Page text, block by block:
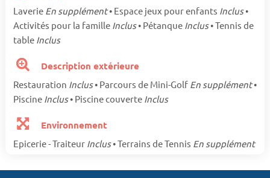
Laverie En supplément• Espace jeux pour enfants Inclus•
Activités pour la famille Inclus• Pétanque Inclus• Tennis de
table Inclus
Description extérieure
Restauration Inclus• Parcours de Mini-Golf En supplément•
Piscine Inclus• Piscine couverte Inclus
Environnement
Epicerie - Traiteur Inclus• Terrains de Tennis En supplément